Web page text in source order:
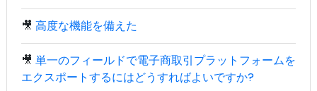
🎥 高度な機能を備えた
🎥 単一のフィールドで電子商取引プラットフォームを
エクスポートするにはどうすればよいですか?